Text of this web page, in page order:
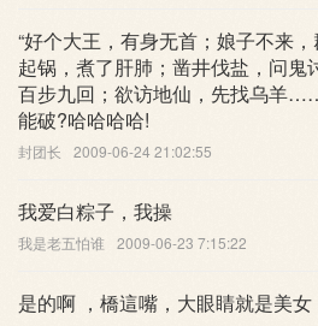
“好个大王，有身无首；娘子不来
起锅，煮了肝肺；凿井伐盐，问鬼
百步九回；欲访地仙，先找乌羊
能破?哈哈哈哈!
封团长 2009-06-24 21:02:55
我爱白粽子，我操
我是老五怕谁 2009-06-23 7:15:22
是的啊 ，橋這嘴，大眼睛就是美